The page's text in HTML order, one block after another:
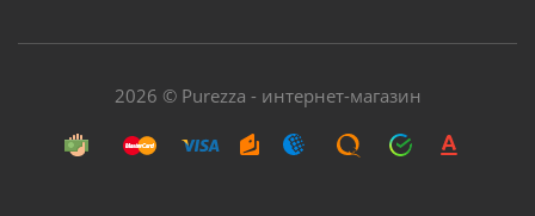
2026 © Purezza - интернет-магазин